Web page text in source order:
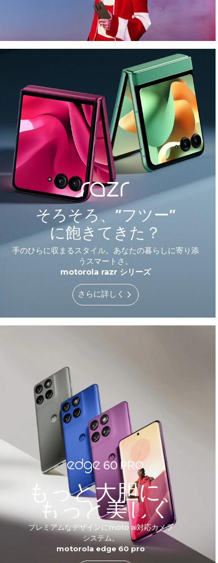
そろそろ、”フツー”
に飽きてきた？
手のひらに収まるスタイル。あなたの暮らしに寄り添
うスマートさ。
motorola razr シリーズ
さらに詳しく
もっと大胆に、
もっと美しく
プレミアムなデザインにmoto ai対応カメラ
システム。
motorola edge 60 pro